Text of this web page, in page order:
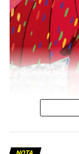
Descargar la